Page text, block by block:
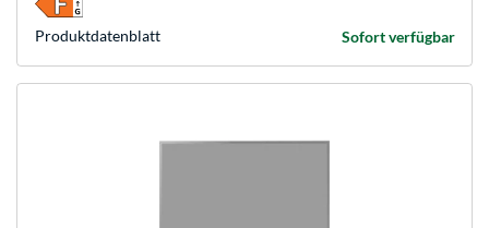
Sofort verfügbar
Produkt­datenblatt